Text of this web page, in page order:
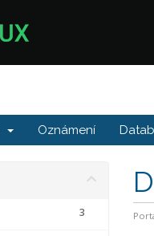
Oznámení
3